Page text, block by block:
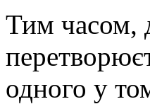
Тим часом,
одного у